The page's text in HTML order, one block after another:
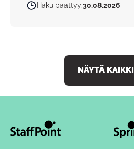
Haku päättyy:30.08.2026
NÄYTÄ KAIKKI